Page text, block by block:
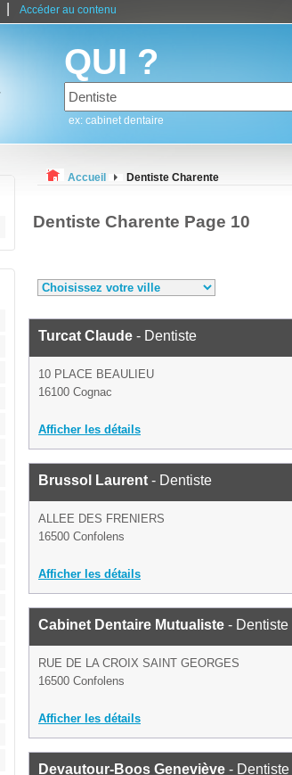
Accéder au contenu
QUI ?
ex: cabinet dentaire
Accueil Dentiste Charente
Dentiste Charente Page 10
Turcat Claude - Dentiste
10 PLACE BEAULIEU
16100 Cognac
Afficher les détails
Brussol Laurent - Dentiste
ALLEE DES FRENIERS
16500 Confolens
Afficher les détails
Cabinet Dentaire Mutualiste - Dentiste
RUE DE LA CROIX SAINT GEORGES
16500 Confolens
Afficher les détails
Devautour-Boos Geneviève - Dentiste